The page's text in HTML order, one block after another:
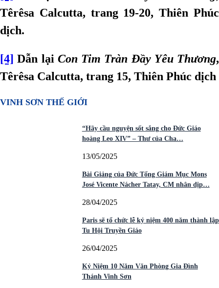
Têrêsa Calcutta, trang 19-20, Thiên Phúc
dịch.
[4] Dẫn lại Con Tim Tràn Đầy Yêu Thương,
Têrêsa Calcutta, trang 15, Thiên Phúc dịch
VINH SƠN THẾ GIỚI
“Hãy cầu nguyện sốt sắng cho Đức Giáo
hoàng Leo XIV” – Thư của Cha…
13/05/2025
Bài Giảng của Đức Tổng Giám Mục Mons
José Vicente Nácher Tatay, CM nhân dịp…
28/04/2025
Paris sẽ tổ chức lễ kỷ niệm 400 năm thành lập
Tu Hội Truyền Giáo
26/04/2025
Kỷ Niệm 10 Năm Văn Phòng Gia Đình
Thánh Vinh Sơn